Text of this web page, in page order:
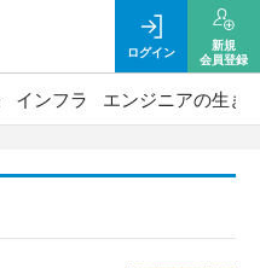
ログイン
新規
会員登録
インフラ エンジニアの生き